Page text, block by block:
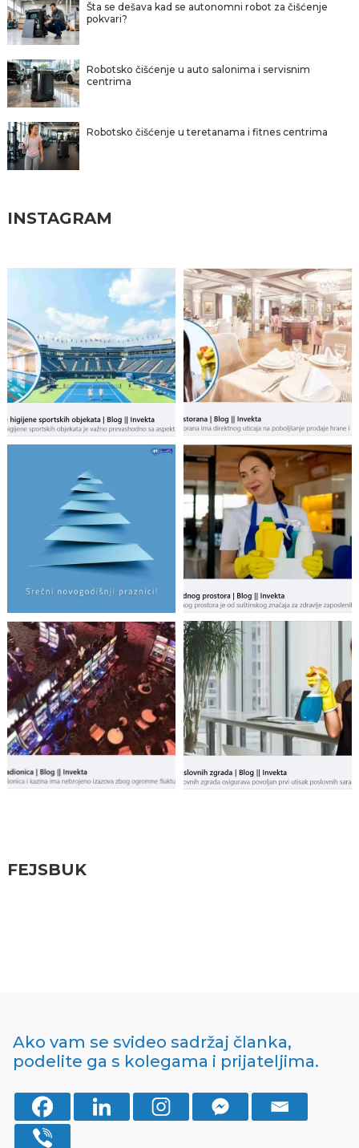
Šta se dešava kad se autonomni robot za čišćenje
pokvari?
Robotsko čišćenje u auto salonima i servisnim
centrima
Robotsko čišćenje u teretanama i fitnes centrima
INSTAGRAM
FEJSBUK
Ako vam se svideo sadržaj članka,
podelite ga s kolegama i prijateljima.